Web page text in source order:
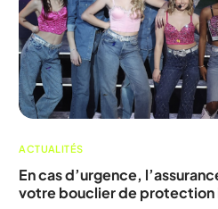
ACTUALITÉS
En cas d’urgence,
votre bouclier de